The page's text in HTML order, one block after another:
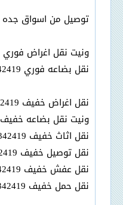
توصيل من اسواق جده 0509342419
ونيت نقل اغراض فوري 0509342419
نقل بضاعه فوري 0509342419
نقل اغراض خفيف 0509342419
ونيت نقل بضاعه خفيف 0509342419
نقل اثاث خفيف 0509342419
نقل توصيل خفيف 0509342419
نقل عفش خفيف 0509342419
نقل حمل خفيف 0509342419